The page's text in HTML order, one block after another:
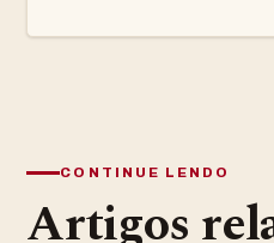
CONTINUE LENDO
Artigos